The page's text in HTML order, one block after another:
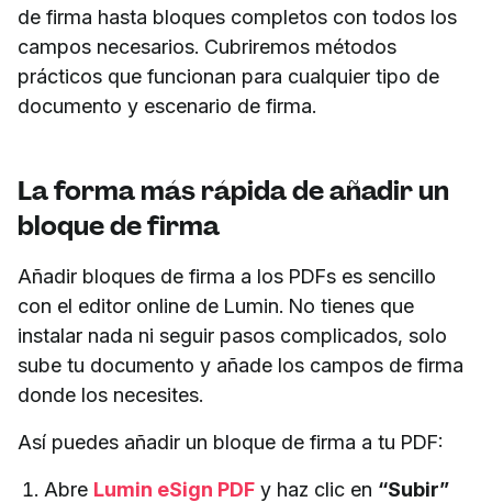
de firma hasta bloques completos con todos los
campos necesarios. Cubriremos métodos
prácticos que funcionan para cualquier tipo de
documento y escenario de firma.
La forma más rápida de añadir un
bloque de firma
Añadir bloques de firma a los PDFs es sencillo
con el editor online de Lumin. No tienes que
instalar nada ni seguir pasos complicados, solo
sube tu documento y añade los campos de firma
donde los necesites.
Así puedes añadir un bloque de firma a tu PDF:
Abre Lumin eSign PDF y haz clic en “Subir”